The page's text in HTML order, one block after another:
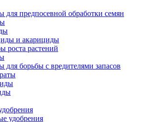
для предпосевной обработки семян
и акарициды
роста растений
для борьбы с вредителями запасов
удобрения